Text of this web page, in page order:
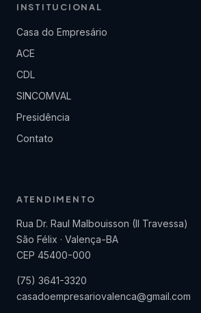
INSTITUCIONAL
Casa do Empresário
ACE
CDL
SINCOMVAL
Presidência
Contato
ATENDIMENTO
Rua Dr. Raul Malbouisson (II Travessa)
São Félix · Valença-BA
CEP 45400-000
(75) 3641-3320
casadoempresariovalenca@gmail.com